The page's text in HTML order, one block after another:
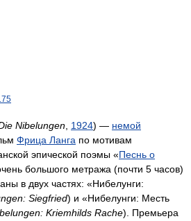
Nibelungen 1924) — немой
Фрица Ланга по мотивам
эпической поэмы «Песнь о
большого метража (почти 5 часов)
в двух частях: «Нибелунги:
Siegfried) и «Нибелунги: Месть
Kriemhilds Rache). Премьера